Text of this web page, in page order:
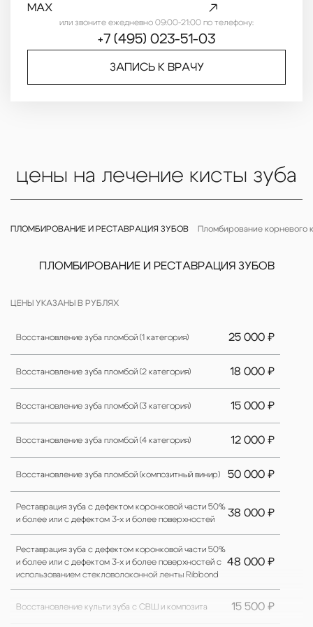
MAX
или звоните ежедневно 09:00-21:00 по телефону:
+7 (495) 023-51-03
ЗАПИСЬ К ВРАЧУ
цены на лечение кисты зуба
ПЛОМБИРОВАНИЕ И РЕСТАВРАЦИЯ ЗУБОВ Пломбирование корневого
ПЛОМБИРОВАНИЕ И РЕСТАВРАЦИЯ ЗУБОВ
ЦЕНЫ УКАЗАНЫ В РУБЛЯХ
Восстановление зуба пломбой (1 категория) 25 000 ₽
Восстановление зуба пломбой (2 категория) 18 000 ₽
Восстановление зуба пломбой (3 категория) 15 000 ₽
Восстановление зуба пломбой (4 категория) 12 000 ₽
Восстановление зуба пломбой (композитный винир) 50 000 ₽
Реставрация зуба с дефектом коронковой части 50%
и более или с дефектом 3-х и более поверхностей
38 000 ₽
Реставрация зуба с дефектом коронковой части 50%
и более или с дефектом 3-х и более поверхностей с
использованием стекловолоконной ленты Ribbond
48 000 ₽
Восстановление культи зуба с СВШ и композита 15 500 ₽